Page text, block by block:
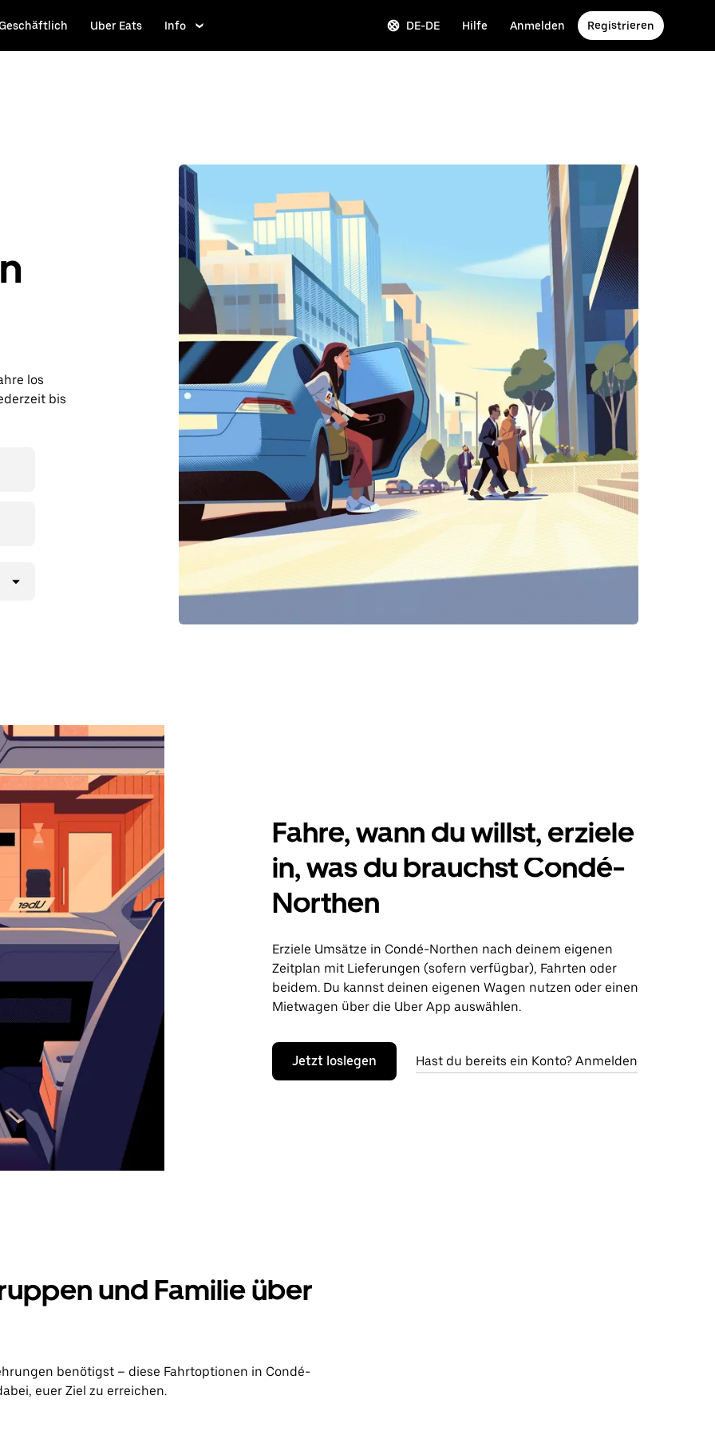
Uber Eats Info DE-DE Hilfe Anmelden Registrieren
los
bis
Fahre, wann du willst, erziele
in, was du brauchst Condé-
Northen
Erziele Umsätze in Condé-Northen nach deinem eigenen
Zeitplan mit Lieferungen (sofern verfügbar), Fahrten oder
beidem. Du kannst deinen eigenen Wagen nutzen oder einen
Mietwagen über die Uber App auswählen.
Jetzt loslegen Hast du bereits ein Konto? Anmelden
und Familie über
benötigst – diese Fahrtoptionen in Condé-
euer Ziel zu erreichen.